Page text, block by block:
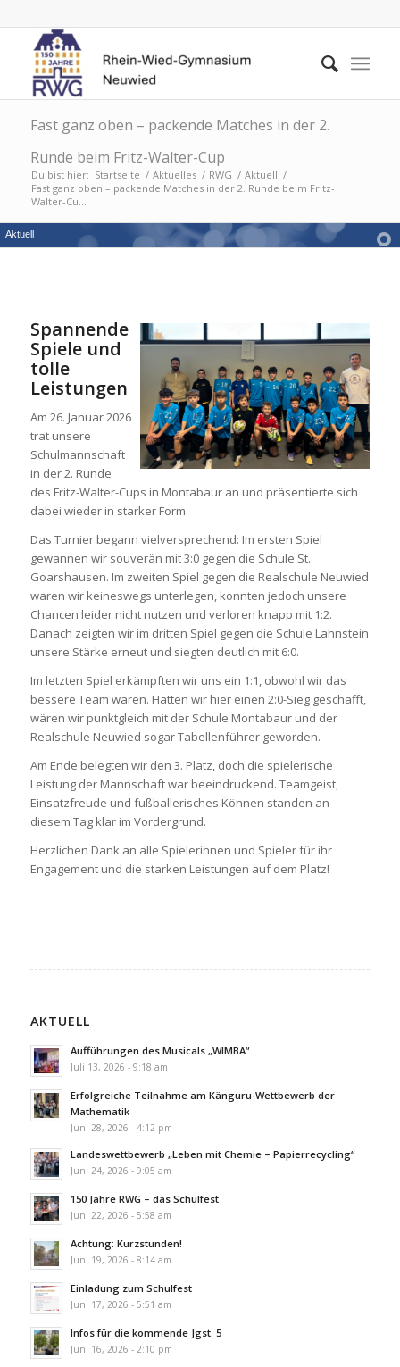
Fast ganz oben – packende Matches in der 2.
Runde beim Fritz-Walter-Cup
Du bist hier: Startseite / Aktuelles / RWG / Aktuell /
Fast ganz oben – packende Matches in der 2. Runde beim Fritz-
Walter-Cu...
Aktuell
Spannende
Spiele und
tolle
Leistungen
Am 26. Januar 2026
trat unsere
Schulmannschaft
in der 2. Runde
des Fritz-Walter-Cups in Montabaur an und präsentierte sich
dabei wieder in starker Form.
Das Turnier begann vielversprechend: Im ersten Spiel
gewannen wir souverän mit 3:0 gegen die Schule St.
Goarshausen. Im zweiten Spiel gegen die Realschule Neuwied
waren wir keineswegs unterlegen, konnten jedoch unsere
Chancen leider nicht nutzen und verloren knapp mit 1:2.
Danach zeigten wir im dritten Spiel gegen die Schule Lahnstein
unsere Stärke erneut und siegten deutlich mit 6:0.
Im letzten Spiel erkämpften wir uns ein 1:1, obwohl wir das
bessere Team waren. Hätten wir hier einen 2:0-Sieg geschafft,
wären wir punktgleich mit der Schule Montabaur und der
Realschule Neuwied sogar Tabellenführer geworden.
Am Ende belegten wir den 3. Platz, doch die spielerische
Leistung der Mannschaft war beeindruckend. Teamgeist,
Einsatzfreude und fußballerisches Können standen an
diesem Tag klar im Vordergrund.
Herzlichen Dank an alle Spielerinnen und Spieler für ihr
Engagement und die starken Leistungen auf dem Platz!
AKTUELL
Aufführungen des Musicals „WIMBA“
Juli 13, 2026 - 9:18 am
Erfolgreiche Teilnahme am Känguru-Wettbewerb der
Mathematik
Juni 28, 2026 - 4:12 pm
Landeswettbewerb „Leben mit Chemie – Papierrecycling“
Juni 24, 2026 - 9:05 am
150 Jahre RWG – das Schulfest
Juni 22, 2026 - 5:58 am
Achtung: Kurzstunden!
Juni 19, 2026 - 8:14 am
Einladung zum Schulfest
Juni 17, 2026 - 5:51 am
Infos für die kommende Jgst. 5
Juni 16, 2026 - 2:10 pm